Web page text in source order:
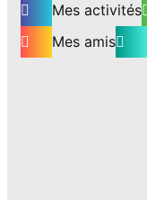
Mes activités
Mes amis